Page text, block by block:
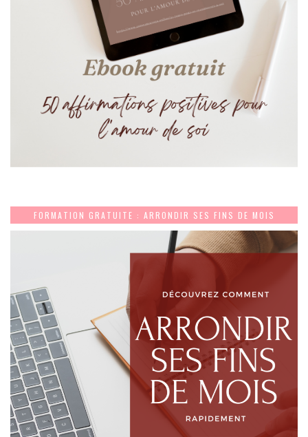
FORMATION GRATUITE : ARRONDIR SES FINS DE MOIS